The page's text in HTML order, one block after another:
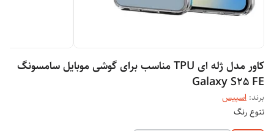
کاور مدل ژله ای TPU مناسب برای گوشی موبایل سامسونگ
Galaxy S25 FE
برند: اسپیس
تنوع رنگ